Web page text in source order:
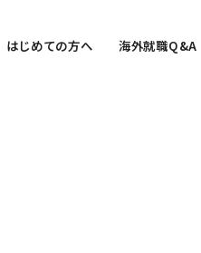
はじめての方へ 海外就職Q&A